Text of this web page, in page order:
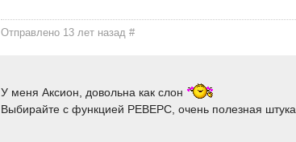
Отправлено 13 лет назад#
У меня Аксион, довольна как слон
Выбирайте с функцией РЕВЕРС, очень полезная штука.